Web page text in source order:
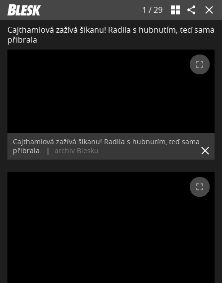
1 /29
Cajthamlová zažívá šikanu! Radila s hubnutím, teď sama
přibrala
Cajthamlová zažívá šikanu! Radila s hubnutím, teď sama
přibrala.
| archiv Blesku